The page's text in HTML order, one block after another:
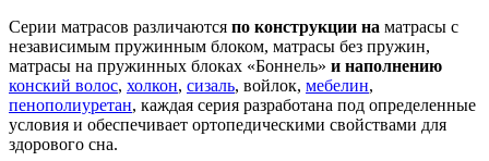
Серии матрасов различаются по конструкции на матрасы с
независимым пружинным блоком, матрасы без пружин,
матрасы на пружинных блоках «Боннель» и наполнению
конский волос, холкон, сизаль, войлок, мебелин,
пенополиуретан, каждая серия разработана под определенные
условия и обеспечивает ортопедическими свойствами для
здорового сна.